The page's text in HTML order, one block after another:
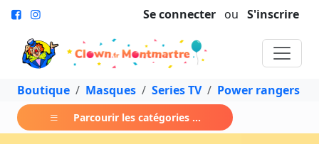
Se connecter ou S'inscrire
Boutique Masques Series TV Power rangers
Parcourir les catégories ...